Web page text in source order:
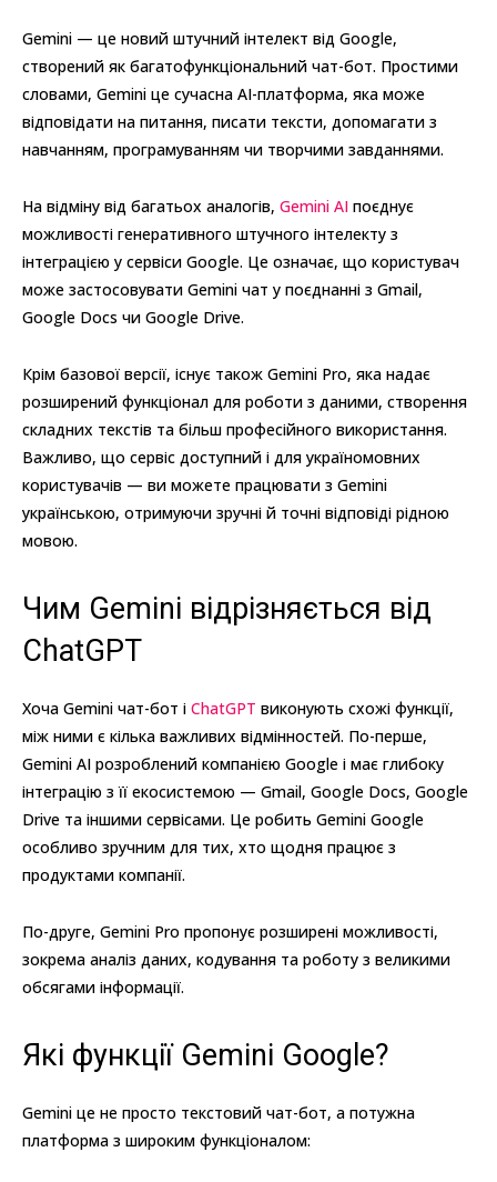
Gemini — це новий штучний інтелект від Google,
створений як багатофункціональний чат-бот. Простими
словами, Gemini це сучасна AI-платформа, яка може
відповідати на питання, писати тексти, допомагати з
навчанням, програмуванням чи творчими завданнями.
На відміну від багатьох аналогів, Gemini AI поєднує
можливості генеративного штучного інтелекту з
інтеграцією у сервіси Google. Це означає, що користувач
може застосовувати Gemini чат у поєднанні з Gmail,
Google Docs чи Google Drive.
Крім базової версії, існує також Gemini Pro, яка надає
розширений функціонал для роботи з даними, створення
складних текстів та більш професійного використання.
Важливо, що сервіс доступний і для україномовних
користувачів — ви можете працювати з Gemini
українською, отримуючи зручні й точні відповіді рідною
мовою.
Чим Gemini відрізняється від
ChatGPT
Хоча Gemini чат-бот і ChatGPT виконують схожі функції,
між ними є кілька важливих відмінностей. По-перше,
Gemini AI розроблений компанією Google і має глибоку
інтеграцію з її екосистемою — Gmail, Google Docs, Google
Drive та іншими сервісами. Це робить Gemini Google
особливо зручним для тих, хто щодня працює з
продуктами компанії.
По-друге, Gemini Pro пропонує розширені можливості,
зокрема аналіз даних, кодування та роботу з великими
обсягами інформації.
Які функції Gemini Google?
Gemini це не просто текстовий чат-бот, а потужна
платформа з широким функціоналом: